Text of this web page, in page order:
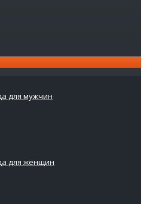
для мужчин
для женщин